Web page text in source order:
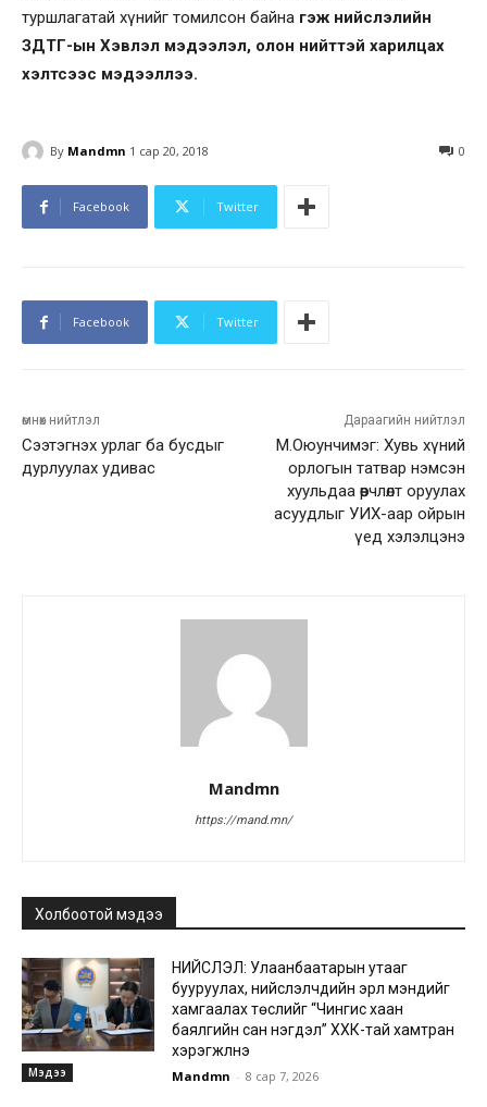
туршлагатай хүнийг томилсон байна гэж нийслэлийн
ЗДТГ-ын Хэвлэл мэдээлэл, олон нийттэй харилцах
хэлтсээс мэдээллээ.
By Mandmn 1 сар 20, 2018 0
Facebook Twitter
Facebook Twitter
өмнөх нийтлэл
Сээтэгнэх урлаг ба бусдыг
дурлуулах удивас
Дараагийн нийтлэл
М.Оюунчимэг: Хувь хүний
орлогын татвар нэмсэн
хуульдаа өөрчлөлт оруулах
асуудлыг УИХ-аар ойрын
үед хэлэлцэнэ
Mandmn
https://mand.mn/
Холбоотой мэдээ
Мэдээ
НИЙСЛЭЛ: Улаанбаатарын утааг
бууруулах, нийслэлчүүдийн эрүүл мэндийг
хамгаалах төслийг “Чингис хаан
баялгийн сан нэгдэл” ХХК-тай хамтран
хэрэгжүүлнэ
Mandmn - 8 сар 7, 2026